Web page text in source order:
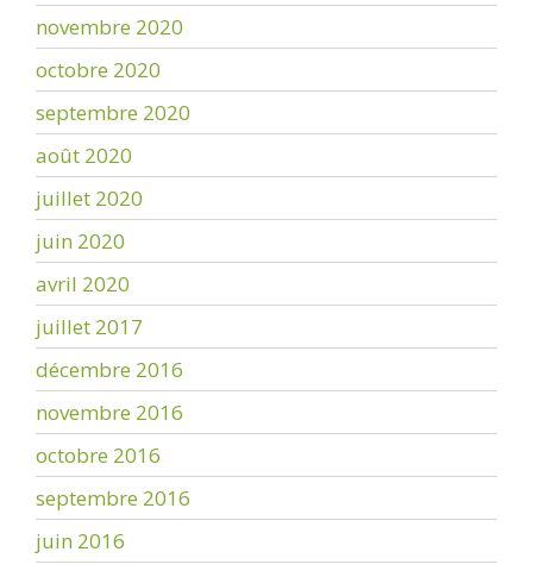
novembre 2020
octobre 2020
septembre 2020
août 2020
juillet 2020
juin 2020
avril 2020
juillet 2017
décembre 2016
novembre 2016
octobre 2016
septembre 2016
juin 2016